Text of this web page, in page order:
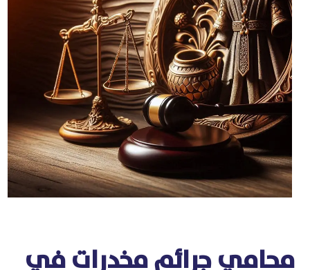
محامي جرائم مخدرات في